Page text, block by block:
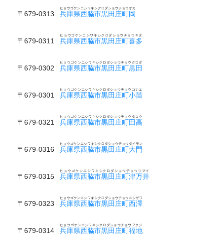
〒679-0313 兵庫県西脇市黒田庄町岡
ヒョウゴケンニシワキシクロダショウチョウオカ
〒679-0311 兵庫県西脇市黒田庄町喜多
ヒョウゴケンニシワキシクロダショウチョウキタ
〒679-0302 兵庫県西脇市黒田庄町黒田
ヒョウゴケンニシワキシクロダショウチョウクロダ
〒679-0301 兵庫県西脇市黒田庄町小苗
ヒョウゴケンニシワキシクロダショウチョウコナエ
〒679-0321 兵庫県西脇市黒田庄町田高
ヒョウゴケンニシワキシクロダショウチョウタコウ
〒679-0316 兵庫県西脇市黒田庄町大門
ヒョウゴケンニシワキシクロダショウチョウダイモン
〒679-0315 兵庫県西脇市黒田庄町津万井
ヒョウゴケンニシワキシクロダショウチョウツマイ
〒679-0323 兵庫県西脇市黒田庄町西澤
ヒョウゴケンニシワキシクロダショウチョウニシザワ
〒679-0314 兵庫県西脇市黒田庄町福地
ヒョウゴケンニシワキシクロダショウチョウフクジ